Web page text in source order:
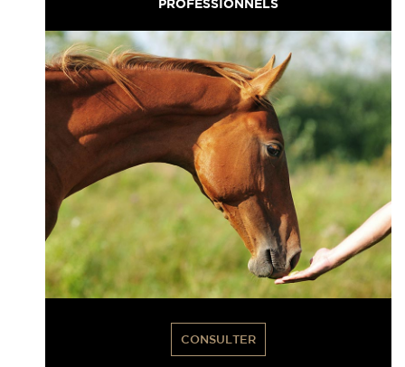
CONSULTER